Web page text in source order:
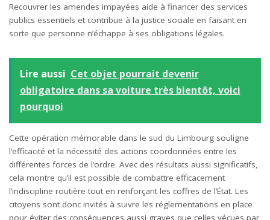
Recouvrer les amendes impayées aide à financer des services
publics essentiels et contribue à la justice sociale en faisant en
sorte que personne n’échappe à ses obligations légales.
Lire aussi Cet objet pourrait devenir
obligatoire dans sa voiture très bientôt, voici
pourquoi
Cette opération mémorable dans le sud du Limbourg souligne
l’efficacité et la nécessité des actions coordonnées entre les
différentes forces de l’ordre. Avec des résultats aussi significatifs,
cela montre qu’il est possible de combattre efficacement
l’indiscipline routière tout en renforçant les coffres de l’État. Les
citoyens sont donc invités à suivre les réglementations en place
pour éviter des conséquences aussi graves que celles vécues par